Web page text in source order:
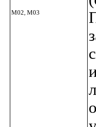
М02, М03